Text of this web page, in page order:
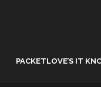
PACKETLOVE’S IT